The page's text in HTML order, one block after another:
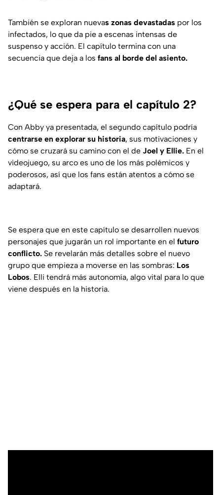
También se exploran nuevas zonas devastadas por los
infectados, lo que da pie a escenas intensas de
suspenso y acción. El capítulo termina con una
secuencia que deja a los fans al borde del asiento.
¿Qué se espera para el capítulo 2?
Con Abby ya presentada, el segundo capítulo podría
centrarse en explorar su historia, sus motivaciones y
cómo se cruzará su camino con el de Joel y Ellie. En el
videojuego, su arco es uno de los más polémicos y
poderosos, así que los fans están atentos a cómo se
adaptará.
Se espera que en este capítulo se desarrollen nuevos
personajes que jugarán un rol importante en el futuro
conflicto. Se revelarán más detalles sobre el nuevo
grupo que empieza a moverse en las sombras: Los
Lobos. Elli tendrá más autonomía, algo vital para lo que
viene después en la historia.